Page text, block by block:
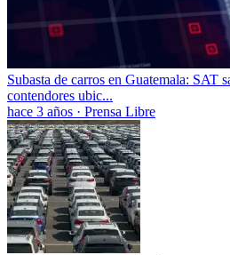
Subasta de carros en Guatemala: SAT
contendores ubic...
hace 3 años · Prensa Libre